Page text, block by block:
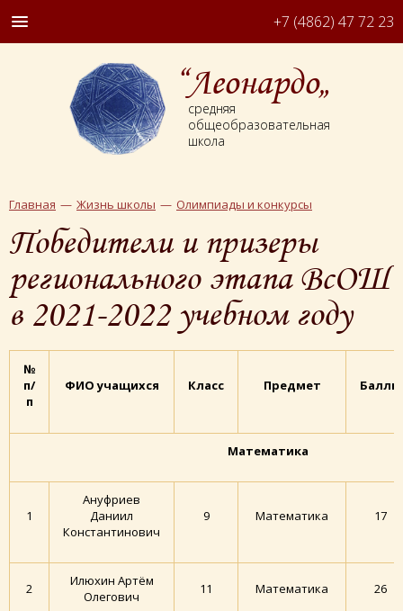
“Леонардо„
средняя
общеобразовательная
школа
+7 (4862) 47 72 23
Главная Жизнь школы Олимпиады и конкурсы
Победители и призеры
регионального этапа ВсОШ
в 2021-2022 учебном году
№
п/
п
ФИО учащихся Класс Предмет Баллы
Математика
1
Ануфриев
Даниил
Константинович
9 Математика 17
2
Илюхин Артём
Олегович
11 Математика 26